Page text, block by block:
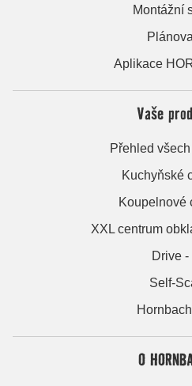
Montážní
Aplikace
Vaše
Přehled
Kuchyňské
Koupelnové
XXL centrum
Drive -
Self-
O